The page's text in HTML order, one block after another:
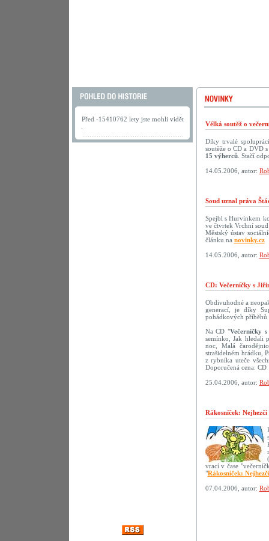
Před -15410762 lety jste mohli vidět
Vélká soutěž o
Díky trvalé
soutěže o CD a DVD
15 výherců. Stačí
14.05.2006, autor:
Soud uznal práva
Spejbl s Hurvínkem
ve čtvrtek Vrchní
Městský ústav
článku na novinky.cz
14.05.2006, autor:
CD: Večerníčky s
Obdivuhodné a
generací, je díky
pohádkových příběhů
Na CD "Večerníčky
semínko, Jak hledali
noc, Malá
strašidelném hrádku,
z rybníka uteče
Doporučená cena:
25.04.2006, autor:
Rákosníček:
vrací v čase
"Rákosníček:
07.04.2006, autor: